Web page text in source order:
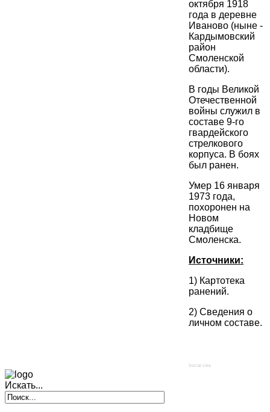
октября 1918
года в деревне
Иваново (ныне -
Кардымовский
район
Смоленской
области).
В годы Великой
Отечественной
войны служил в
составе 9-го
гвардейского
стрелкового
корпуса. В боях
был ранен.
Умер 16 января
1973 года,
похоронен на
Новом
кладбище
Смоленска.
Источники:
1) Картотека
ранений.
2) Сведения о
личном составе.
Social Like
Искать...